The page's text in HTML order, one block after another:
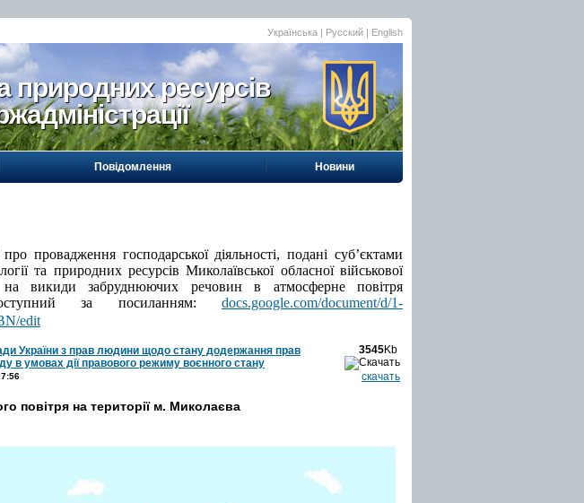
Українська | Русский | English
природних ресурсів
Повідомлення Новини
провадження господарської діяльності, подані суб’єктами
та природних ресурсів Миколаївської обласної військової
на викиди забруднюючих речовин в атмосферне повітря
за посиланням: docs.google.com/document/d/1-
edit
України з прав людини щодо стану додержання прав
в умовах дії правового режиму воєнного стану
3545Kb
скачать
повітря на території м. Миколаєва